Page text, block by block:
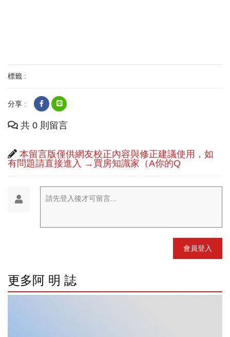
標籤 :
分享 :
共 0 則留言
本留言版僅供網友校正內容與修正建議使用，如
有問題請直接進入 →買房知識家（A你的Q
請先登入後才可留言...
會員登入
更多阿 明 誌